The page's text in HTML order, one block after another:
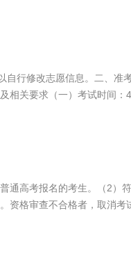
已交报名考试费并通过资格审查的考
关要求（一）考试时间：
高考报名的考生。（2）
格审查不合格者，取消考